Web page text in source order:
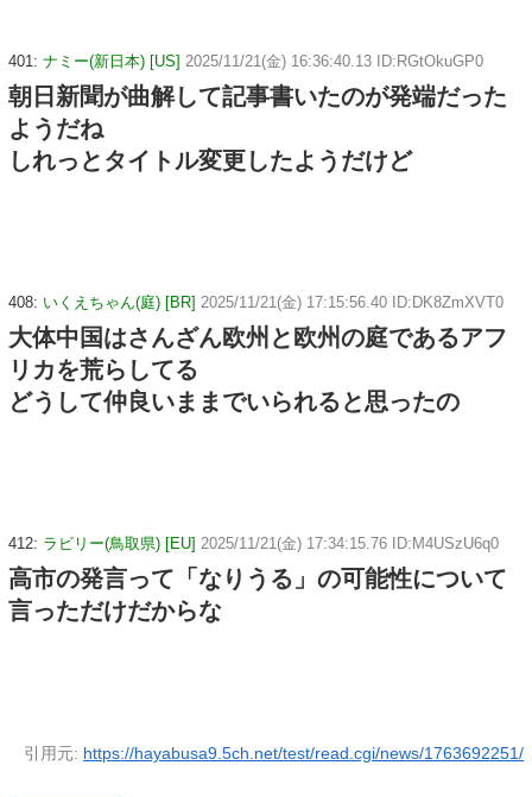
401: ナミー(新日本) [US] 2025/11/21(金) 16:36:40.13 ID:RGtOkuGP0
朝日新聞が曲解して記事書いたのが発端だった
ようだね
しれっとタイトル変更したようだけど
408: いくえちゃん(庭) [BR] 2025/11/21(金) 17:15:56.40 ID:DK8ZmXVT0
大体中国はさんざん欧州と欧州の庭であるアフ
リカを荒らしてる
どうして仲良いままでいられると思ったの
412: ラビリー(鳥取県) [EU] 2025/11/21(金) 17:34:15.76 ID:M4USzU6q0
高市の発言って「なりうる」の可能性について
言っただけだからな
引用元: https://hayabusa9.5ch.net/test/read.cgi/news/1763692251/